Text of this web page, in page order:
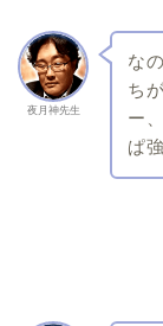
夜月神先生
な
ち
ー
ぱ